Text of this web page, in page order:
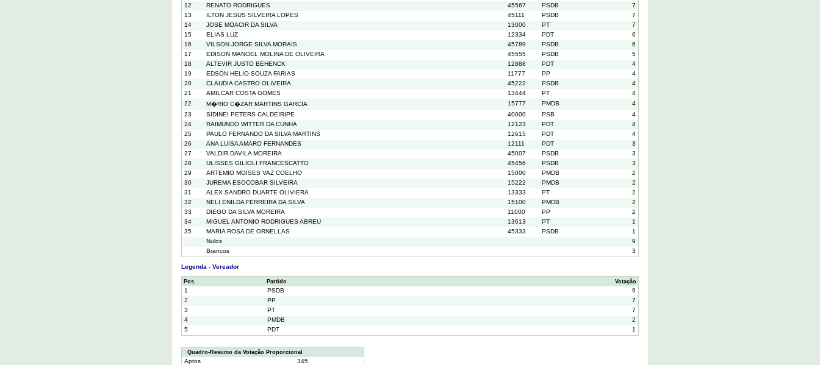
12
RENATO RODRIGUES 45567 PSDB
7
13
ILTON JESUS SILVEIRA LOPES 45111 PSDB
7
14
JOSE MOACIR DA SILVA 13000 PT
7
15
ELIAS LUZ 12334 PDT
6
16
VILSON JORGE SILVA MORAIS 45789 PSDB
6
17
EDISON MANOEL MOLINA DE OLIVEIRA 45555 PSDB
5
18
ALTEVIR JUSTO BEHENCK 12888 PDT
4
19
EDSON HELIO SOUZA FARIAS 11777 PP
4
20
CLAUDIA CASTRO OLIVEIRA 45222 PSDB
4
21
AMILCAR COSTA GOMES 13444 PT
4
22
M�RIO C�ZAR MARTINS GARCIA 15777 PMDB
4
23
SIDINEI PETERS CALDEIRIPE 40000 PSB
4
24
RAIMUNDO WITTER DA CUNHA 12123 PDT
4
25
PAULO FERNANDO DA SILVA MARTINS 12615 PDT
4
26
ANA LUISA AMARO FERNANDES 12111 PDT
3
27
VALDIR DAVILA MOREIRA 45007 PSDB
3
28
ULISSES GILIOLI FRANCESCATTO 45456 PSDB
3
29
ARTEMIO MOISES VAZ COELHO 15000 PMDB
2
30
JUREMA ESOCOBAR SILVEIRA 15222 PMDB
2
31
ALEX SANDRO DUARTE OLIVIERA 13333 PT
2
32
NELI ENILDA FERREIRA DA SILVA 15100 PMDB
2
33
DIEGO DA SILVA MOREIRA 11000 PP
2
34
MIGUEL ANTONIO RODRIGUES ABREU 13613 PT
1
35
MARIA ROSA DE ORNELLAS 45333 PSDB
1
Nulos
9
Brancos
3
Legenda - Vereador
Pos. Partido Votação
1 PSDB
9
2
PP
7
3
PT
7
4
PMDB
2
5
PDT 1
Quadro-Resumo da Votação Proporcional
Aptos 345